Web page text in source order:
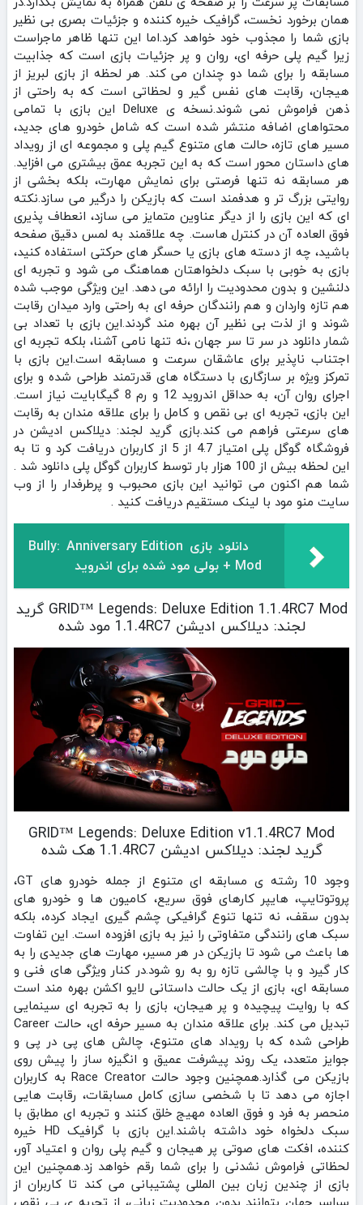
همان برخورد نخست، گرافیک خیره‌ کننده و جزئیات بصری بی‌ نظیر
بازی شما را مجذوب خود خواهد کرد.اما این تنها ظاهر ماجراست
زیرا گیم‌ پلی حرفه‌ ای، روان و پر جزئیات بازی است که جذابیت
مسابقه را برای شما دو چندان می کند‌. هر لحظه از بازی لبریز از
هیجان، رقابت‌ های نفس‌ گیر و لحظاتی است که به‌ راحتی از
ذهن فراموش نمی‌ شوند.نسخه‌ ی Deluxe این بازی با تمامی
محتواهای اضافه منتشر شده است که شامل خودرو های جدید،
مسیر های تازه، حالت‌ های متنوع گیم‌ پلی و مجموعه‌ ای از رویداد
های داستان‌ محور است که به این تجربه عمق بیشتری می افزاید.
هر مسابقه نه تنها فرصتی برای نمایش مهارت، بلکه بخشی از
روایتی بزرگ‌ تر و هدفمند است که بازیکن را درگیر می‌ سازد.نکته‌
ای که این بازی را از دیگر عناوین متمایز می‌ سازد، انعطاف‌ پذیری
فوق‌ العاده آن در کنترل‌ هاست. چه علاقمند به لمس دقیق صفحه
باشید، چه از دسته‌ های بازی یا حسگر های حرکتی استفاده کنید،
بازی به‌ خوبی با سبک دلخواهتان هماهنگ می‌ شود و تجربه‌ ای
دلنشین و بدون محدودیت را ارائه می‌ دهد. این ویژگی موجب شده
هم تازه‌ واردان و هم رانندگان حرفه‌ ای به‌ راحتی وارد میدان رقابت
شوند و از لذت بی‌ نظیر آن بهره مند گردند.این بازی با تعداد بی
شمار دانلود در سر تا سر جهان ،نه تنها نامی آشنا، بلکه تجربه‌ ای
اجتناب‌ ناپذیر برای عاشقان سرعت و مسابقه است.این بازی با
تمرکز ویژه بر سازگاری با دستگاه‌ های قدرتمند طراحی شده و برای
اجرای روان آن، به حداقل اندروید 12 و رم 8 گیگابایت نیاز است.
این بازی، تجربه‌ ای بی‌ نقص و کامل را برای علاقه‌ مندان به رقابت‌
های سرعتی فراهم می‌ کند.بازی گرید لجند: دیلاکس ادیشن در
فروشگاه گوگل پلی امتیاز 4.7 از 5 از کاربران دریافت کرد و تا به
این لحظه بیش از 100 هزار بار توسط کاربران گوگل پلی دانلود شد .
شما هم اکنون می توانید این بازی محبوب و پرطرفدار را از وب
سایت منو مود با لینک مستقیم دریافت کنید .
دانلود بازی Bully: Anniversary Edition
+ Mod بولی مود شده برای اندروید
GRID™ Legends: Deluxe Edition 1.1.4RC7 Mod گرید
لجند: دیلاکس ادیشن 1.1.4RC7 مود شده
GRID™ Legends: Deluxe Edition v1.1.4RC7 Mod
گرید لجند: دیلاکس ادیشن 1.1.4RC7 هک شده
وجود 10 رشته‌ ی مسابقه‌ ای متنوع از جمله خودرو های GT،
پروتوتایپ، هایپر کارهای فوق سریع، کامیون‌ ها و خودرو های
بدون سقف، نه‌ تنها تنوع گرافیکی چشم‌ گیری ایجاد کرده، بلکه
سبک‌ های رانندگی متفاوتی را نیز به بازی افزوده است. این تفاوت‌
ها باعث می‌ شود تا بازیکن در هر مسیر، مهارت‌ های جدیدی را به
کار گیرد و با چالشی تازه رو به‌ رو شود.در کنار ویژگی‌ های فنی و
مسابقه‌ ای، بازی از یک حالت داستانی لایو اکشن بهره مند است
که با روایت پیچیده و پر هیجان، بازی را به تجربه‌ ای سینمایی
تبدیل می‌ کند. برای علاقه‌ مندان به مسیر حرفه‌ ای، حالت Career
طراحی شده که با رویداد های متنوع، چالش‌ های پی‌ در‌ پی و
جوایز متعدد، یک روند پیشرفت عمیق و انگیزه‌ ساز را پیش روی
بازیکن می‌ گذارد.همچنین وجود حالت Race Creator به کاربران
اجازه می‌ دهد تا با شخصی‌ سازی کامل مسابقات، رقابت‌ هایی
منحصر به‌ فرد و فوق العاده مهیج خلق کنند و تجربه‌ ای مطابق با
سبک دلخواه خود داشته باشند.این بازی با گرافیک HD خیره‌
کننده، افکت‌ های صوتی پر هیجان و گیم‌ پلی روان و اعتیاد آور،
لحظاتی فراموش‌ نشدنی را برای شما رقم خواهد زد.همچنین این
بازی از چندین زبان بین‌ المللی پشتیبانی می‌ کند تا کاربران از